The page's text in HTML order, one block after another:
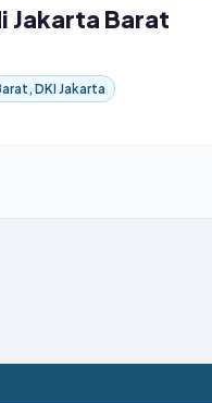
Jakarta Barat
DKI Jakarta